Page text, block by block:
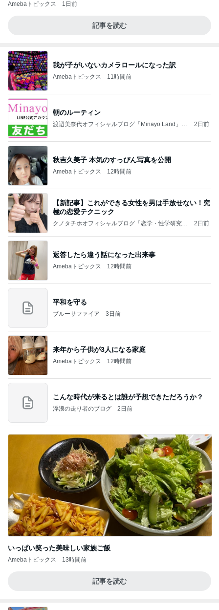
Amebaトピックス 1日前
記事を読む
我が子がいないカメラロールになった訳
Amebaトピックス 11時間前
朝のルーティン
渡辺美奈代オフィシャルブログ「Minayo Land」P
2日前
秋吉久美子 本気のすっぴん写真を公開
Amebaトピックス 12時間前
【新記事】これができる女性を男は手放せない！究
極の恋愛テクニック
クノタチホオフィシャルブログ「恋学・性学研究
2日前
返答したら違う話になった出来事
Amebaトピックス 12時間前
平和を守る
ブルーサファイア 3日前
来年から子供が3人になる家庭
Amebaトピックス 12時間前
こんな時代が来るとは誰が予想できただろうか？
浮浪の走り者のブログ 2日前
いっぱい笑った美味しい家族ご飯
Amebaトピックス 13時間前
記事を読む